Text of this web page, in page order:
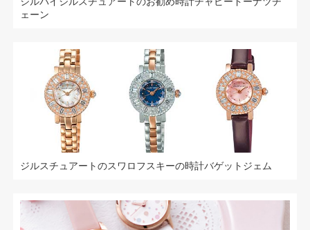
ェーン
ジルスチュアートのスワロフスキーの時計バゲットジェム